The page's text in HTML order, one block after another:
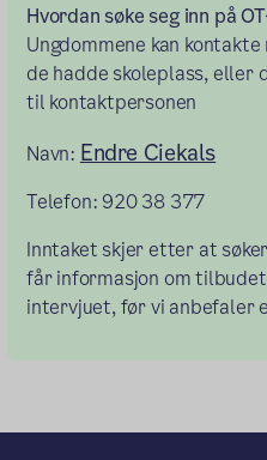
Hvordan søke seg inn på
Ungdommene kan
de hadde skoleplass, eller
til kontaktpersonen
Navn: Endre Ciekals
Telefon: 920 38 377
Inntaket skjer etter at
får informasjon om
intervjuet, før vi anbefaler